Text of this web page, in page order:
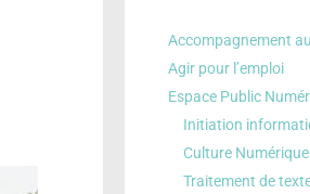
Accompagnement
Agir pour l’emploi
Espace Public
Initiation
Culture Numérique
Traitement de